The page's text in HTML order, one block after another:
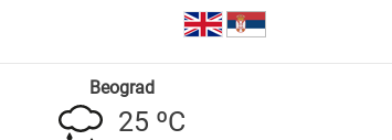
Beograd
25 ºC